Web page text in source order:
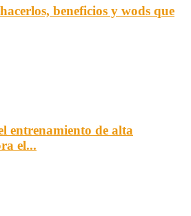
beneficios y wods que
entrenamiento de alta
el...